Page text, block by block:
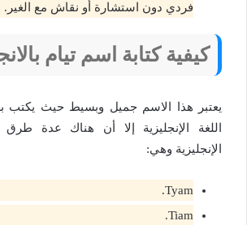
فردي دون استشارة أو نقاش مع الغير.
كيفية كتابة اسم تيام
يعتبر هذا الاسم جميل وبسيط حيث يكتب
اللغة الإنجليزية إلا أن هناك عدة طرق
الإنجليزية وهي:
Tyam.
Tiam.